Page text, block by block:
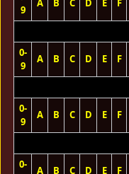
9
A B C D E F
0-
9
A B C D E F
0-
9
A B C D E F
0-
A B C D E F